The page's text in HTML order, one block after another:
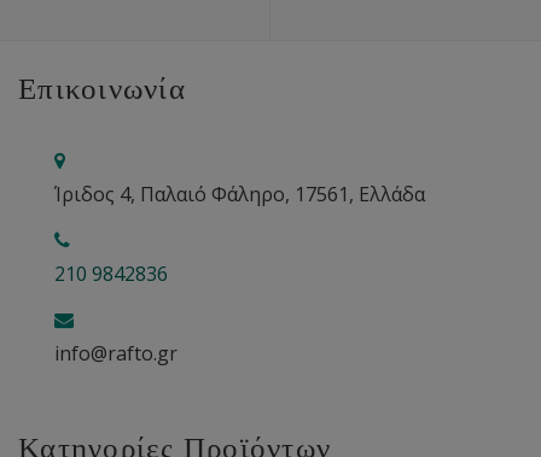
Επικοινωνία
Ίριδος 4, Παλαιό Φάληρο, 17561, Ελλάδα
210 9842836
info@rafto.gr
Κατηγορίες Προϊόντων